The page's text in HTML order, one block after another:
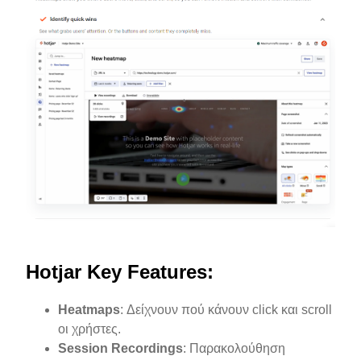
Hotjar Key Features:
Heatmaps: Δείχνουν πού κάνουν click και scroll
οι χρήστες.
Session Recordings: Παρακολούθηση